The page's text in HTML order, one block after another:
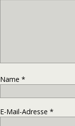
Name *
E-Mail-Adresse *